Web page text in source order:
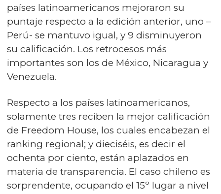
países latinoamericanos mejoraron su
puntaje respecto a la edición anterior, uno –
Perú- se mantuvo igual, y 9 disminuyeron
su calificación. Los retrocesos más
importantes son los de México, Nicaragua y
Venezuela.
Respecto a los países latinoamericanos,
solamente tres reciben la mejor calificación
de Freedom House, los cuales encabezan el
ranking regional; y dieciséis, es decir el
ochenta por ciento, están aplazados en
materia de transparencia. El caso chileno es
sorprendente, ocupando el 15º lugar a nivel